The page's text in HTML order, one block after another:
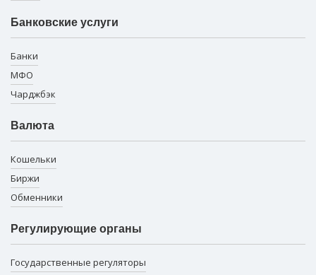
Банковские услуги
Банки
МФО
Чарджбэк
Валюта
Кошельки
Биржи
Обменники
Регулирующие органы
Государственные регуляторы